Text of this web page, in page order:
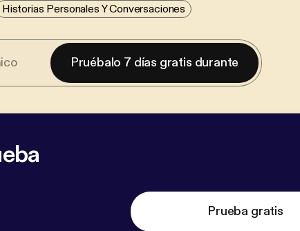
Historias Personales Y Conversaciones
Pruébalo 7 días gratis durante
Prueba gratis